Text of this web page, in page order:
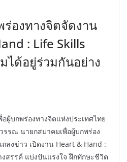
องทางจิตจัดงาน
: Life Skills
ได้อยู่ร่วมกันอย่าง
ผู้บกพร่องทางจิตแห่งประเทศไทย
รณ นายกสมาคมเพื่อผู้บกพร่อง
ลงข่าว เปิดงาน Heart & Hand :
สรรค์ แบ่งปันแรงใจ ฝึกทักษะชีวิต